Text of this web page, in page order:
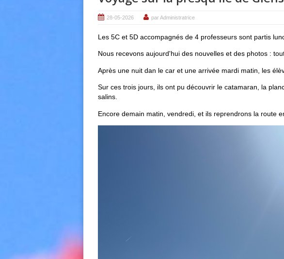
28-05-2026 par Administratrice
Les 5C et 5D accompagnés de 4 professeurs sont partis
Nous recevons aujourd'hui des nouvelles et des photos :
Après une nuit dan le car et une arrivée mardi matin, les
Sur ces trois jours, ils ont pu découvrir le catamaran, la
salins.
Encore demain matin, vendredi, et ils reprendrons la route